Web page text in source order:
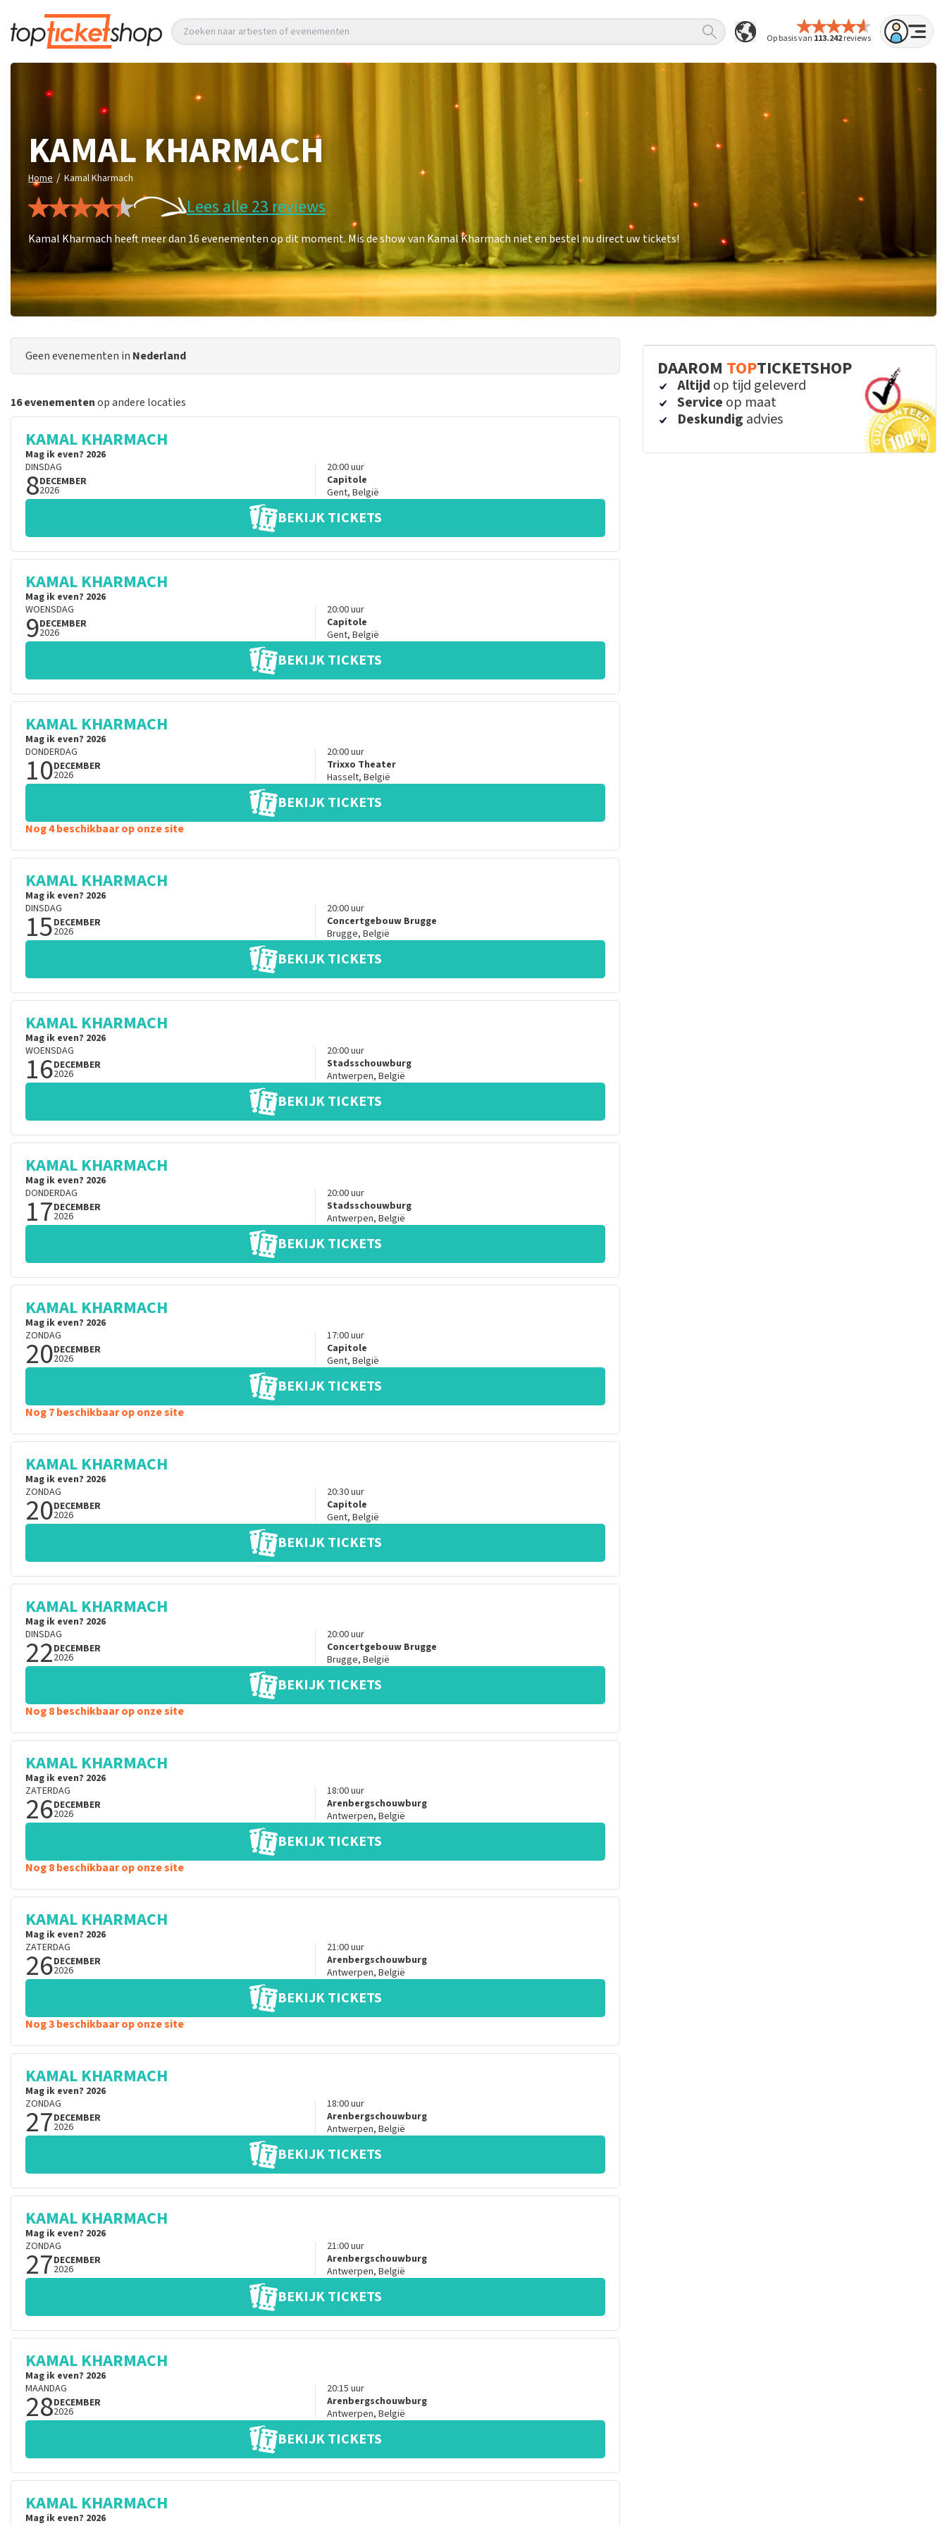
Op basis van 113.242reviews
Zoeken naar artiesten of evenementen
KAMAL KHARMACH
Home / Kamal Kharmach
Lees alle 23 reviews
Kamal Kharmach heeft meer dan 16 evenementen op dit moment. Mis de show van Kamal Kharmach niet en bestel nu direct uw tickets!
Geen evenementen in Nederland
16 evenementenop andere locaties
KAMAL KHARMACH
Mag ik even? 2026
DINSDAG
8DECEMBER
2026
20:00uur
Capitole
Gent, België
BEKIJK TICKETS
KAMAL KHARMACH
Mag ik even? 2026
WOENSDAG
9DECEMBER
2026
20:00uur
Capitole
Gent, België
BEKIJK TICKETS
KAMAL KHARMACH
Mag ik even? 2026
DONDERDAG
10DECEMBER
2026
20:00uur
Trixxo Theater
Hasselt, België
BEKIJK TICKETS
Nog 4 beschikbaar op onze site
KAMAL KHARMACH
Mag ik even? 2026
DINSDAG
15DECEMBER
2026
20:00uur
Concertgebouw Brugge
Brugge, België
BEKIJK TICKETS
KAMAL KHARMACH
Mag ik even? 2026
WOENSDAG
16DECEMBER
2026
20:00uur
Stadsschouwburg
Antwerpen, België
BEKIJK TICKETS
KAMAL KHARMACH
Mag ik even? 2026
DONDERDAG
17DECEMBER
2026
20:00uur
Stadsschouwburg
Antwerpen, België
BEKIJK TICKETS
KAMAL KHARMACH
Mag ik even? 2026
ZONDAG
20DECEMBER
2026
17:00uur
Capitole
Gent, België
BEKIJK TICKETS
Nog 7 beschikbaar op onze site
KAMAL KHARMACH
Mag ik even? 2026
ZONDAG
20DECEMBER
2026
20:30uur
Capitole
Gent, België
BEKIJK TICKETS
KAMAL KHARMACH
Mag ik even? 2026
DINSDAG
22DECEMBER
2026
20:00uur
Concertgebouw Brugge
Brugge, België
BEKIJK TICKETS
Nog 8 beschikbaar op onze site
KAMAL KHARMACH
Mag ik even? 2026
ZATERDAG
26DECEMBER
2026
18:00uur
Arenbergschouwburg
Antwerpen, België
BEKIJK TICKETS
Nog 8 beschikbaar op onze site
KAMAL KHARMACH
Mag ik even? 2026
ZATERDAG
26DECEMBER
2026
21:00uur
Arenbergschouwburg
Antwerpen, België
BEKIJK TICKETS
Nog 3 beschikbaar op onze site
KAMAL KHARMACH
Mag ik even? 2026
ZONDAG
27DECEMBER
2026
18:00uur
Arenbergschouwburg
Antwerpen, België
BEKIJK TICKETS
KAMAL KHARMACH
Mag ik even? 2026
ZONDAG
27DECEMBER
2026
21:00uur
Arenbergschouwburg
Antwerpen, België
BEKIJK TICKETS
KAMAL KHARMACH
Mag ik even? 2026
MAANDAG
28DECEMBER
2026
20:15 uur
Arenbergschouwburg
Antwerpen, België
BEKIJK TICKETS
KAMAL KHARMACH
Mag ik even? 2026
DAAROM TOPTICKETSHOP
Altijd op tijd geleverd
Service op maat
Deskundig advies